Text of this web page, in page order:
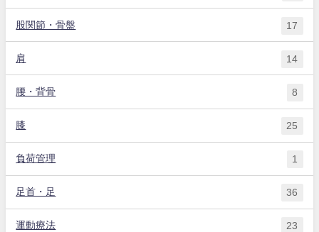
股関節・骨盤 17
肩 14
腰・背骨 8
膝 25
負荷管理 1
足首・足 36
運動療法 23